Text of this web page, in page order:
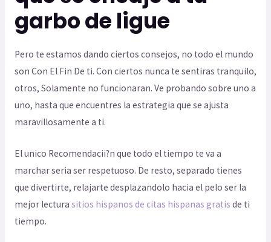
garbo de ligue
Pero te estamos dando ciertos consejos, no todo el mundo
son Con El Fin De ti. Con ciertos nunca te sentiras tranquilo,
otros, Solamente no funcionaran. Ve probando sobre uno a
uno, hasta que encuentres la estrategia que se ajusta
maravillosamente a ti.
El unico Recomendacii?n que todo el tiempo te va a
marchar seri­a ser respetuoso. De resto, separado tienes
que divertirte, relajarte desplazandolo hacia el pelo ser la
mejor lectura sitios hispanos de citas hispanas gratis de ti
tiempo.